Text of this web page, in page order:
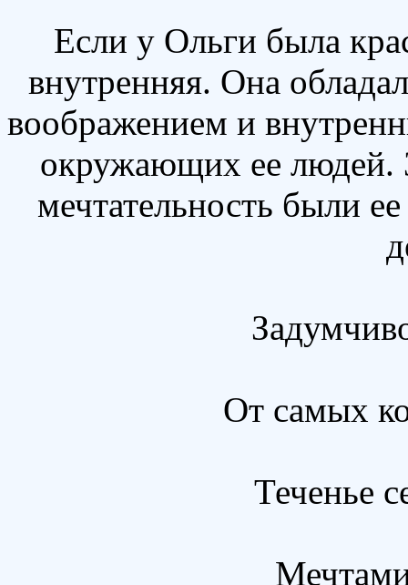
Если у Ольги была
внутренняя. Она
воображением и
окружающих ее людей.
мечтательность были
От самых
Теченье